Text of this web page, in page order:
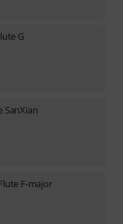
G
SanXian
F-major